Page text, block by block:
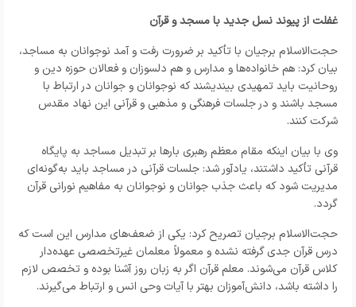
غفلت از پیوند نسل جدید با مسجد و قرآن
حجت‌الاسلام برجیان با تأکید بر ضرورت رفت و آمد نوجوانان به مساجد،
بیان کرد: هم خانواده‌ها و مدارس و هم دلسوزان و فعالان حوزه دین و
روحانیت باید تمهیدی بیندیشند که نوجوانان و جوانان در ارتباط با
مسجد باشند و در جلسات فرهنگی و مذهبی و قرآنی این نهاد مقدس
شرکت کنند.
وی با بیان اینکه مقام معظم رهبری بارها بر تبدیل مساجد به پایگاه
قرآنی تأکید داشتند، یادآور شد: جلسات قرآنی در مساجد باید به‌گونه‌ای
مدیریت شود که باعث جذب جوانان و نوجوانان به مفاهیم نورانی قرآن
گردد.
حجت‌الاسلام برجیان تصریح کرد: یکی از ضعف‌های مدارس این است که
درس قرآن جدی گرفته نشده و معمولاً معلمان غیرتخصصی عهده‌دار
کلاس قرآن می‌شوند. معلم قرآن اگر به زبان روز آشنا بوده و تخصص لازم
را داشته باشد، دانش‌آموزان بهتر با آیات وحی انس و ارتباط می‌گیرند.